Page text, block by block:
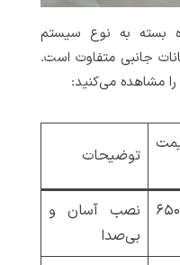
بسته به نوع سیستم
جانبی متفاوت است.
مشاهده می‌کنید:
توضیحات
۳۵۰ تا ۶۵۰
نصب آسان و
بی‌صدا